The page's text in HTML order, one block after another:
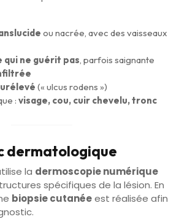
ou nacrée, avec des vaisseaux
qui ne guérit pas , parfois saignante
(« ulcus rodens »)
: visage, cou, cuir chevelu, tronc
dermatologique
la dermoscopie numérique
spécifiques de la lésion. En
biopsie cutanéeest réalisée afin